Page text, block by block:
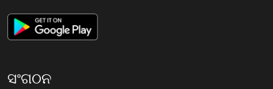
ସଂଗଠନ